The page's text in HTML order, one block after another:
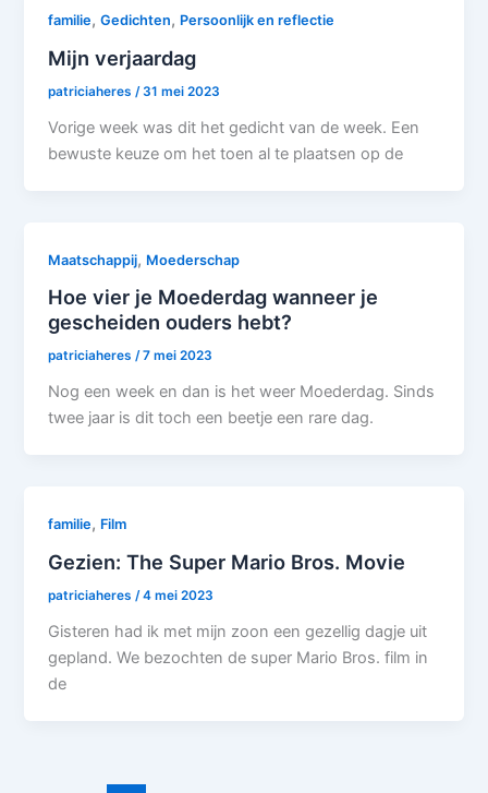
familie,Gedichten, Persoonlijk en reflectie
Mijn verjaardag
patriciaheres/31 mei 2023
Vorige week was dit het gedicht van de week. Een
bewuste keuze om het toen al te plaatsen op de
Maatschappij, Moederschap
Hoe vier je Moederdag wanneer je
gescheiden ouders hebt?
patriciaheres/7 mei 2023
Nog een week en dan is het weer Moederdag. Sinds
twee jaar is dit toch een beetje een rare dag.
familie, Film
Gezien: The Super Mario Bros. Movie
patriciaheres /4 mei 2023
Gisteren had ik met mijn zoon een gezellig dagje uit
gepland. We bezochten de super Mario Bros. film in
de